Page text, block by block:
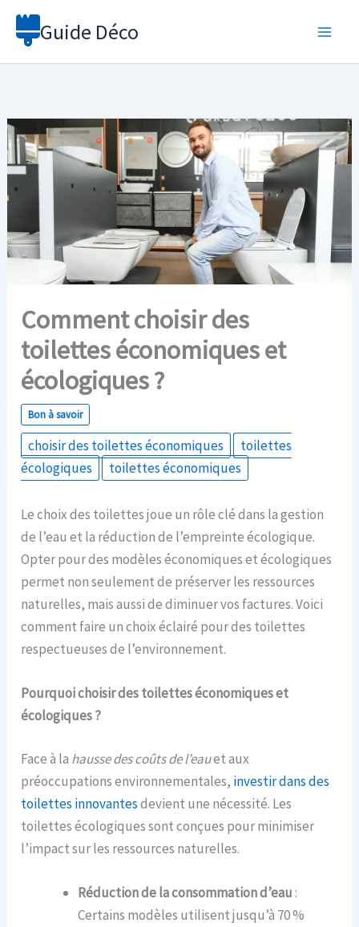
Aller
Guide Déco
Comment choisir des
toilettes économiques et
écologiques ?
Bon à savoir
choisir des toilettes économiques
toilettes
écologiques
toilettes économiques
Le choix des toilettes joue un rôle clé dans la gestion
de l’eau et la réduction de l’empreinte écologique.
Opter pour des modèles économiques et écologiques
permet non seulement de préserver les ressources
naturelles, mais aussi de diminuer vos factures. Voici
comment faire un choix éclairé pour des toilettes
respectueuses de l’environnement.
Pourquoi choisir des toilettes économiques et
écologiques ?
Face à la hausse des coûts de l’eauet aux
préoccupations environnementales, investir dans des
toilettes innovantesdevient une nécessité. Les
toilettes écologiques sont conçues pour minimiser
l’impact sur les ressources naturelles.
Réduction de la consommation d’eau:
Certains modèles utilisent jusqu’à 70 %